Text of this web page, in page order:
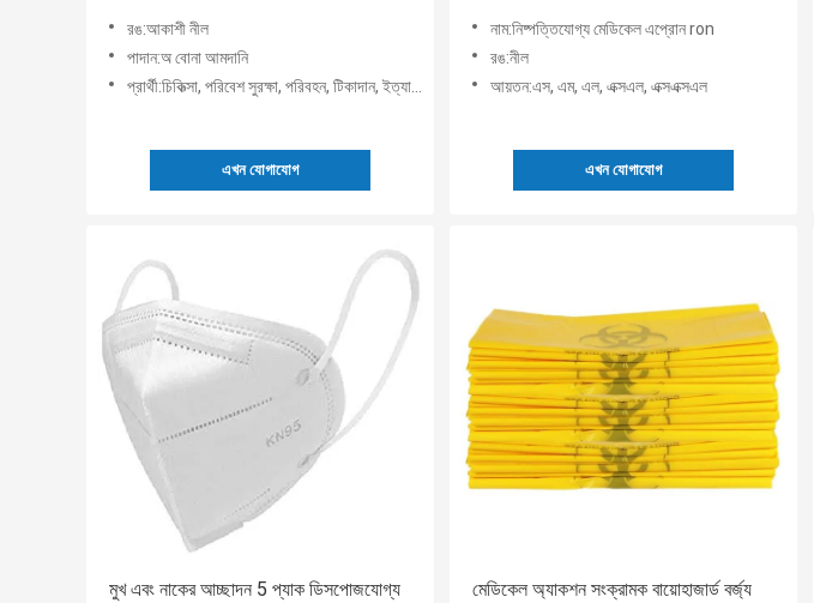
রঙ:আকাশী নীল
পাদান:অ বোনা আমদানি
প্রার্থী:চিকিত্সা, পরিবেশ সুরক্ষা, পরিবহন, টিকাদান, ইত্যাদি।
এখন যোগাযোগ
নাম:নিষ্পত্তিযোগ্য মেডিকেল এপ্রোন ron
রঙ:নীল
আয়তন:এস, এম, এল, এক্সএল, এক্সএক্সএল
এখন যোগাযোগ
মুখ এবং নাকের আচ্ছাদন 5 প্যাক ডিসপোজযোগ্য
মেডিকেল অ্যাকশন সংক্রামক বায়োহাজার্ড বর্জ্য